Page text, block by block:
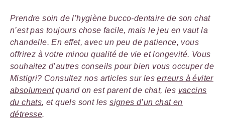
Prendre soin de l’hygiène bucco-dentaire de son chat
n’est pas toujours chose facile, mais le jeu en vaut la
chandelle. En effet, avec un peu de patience, vous
offrirez à votre minou qualité de vie et longevité. Vous
souhaitez d’autres conseils pour bien vous occuper de
Mistigri? Consultez nos articles sur leserreurs à éviter
absolumentquand on est parent de chat, les vaccins
du chats, et quels sont lessignes d’un chat en
détresse.